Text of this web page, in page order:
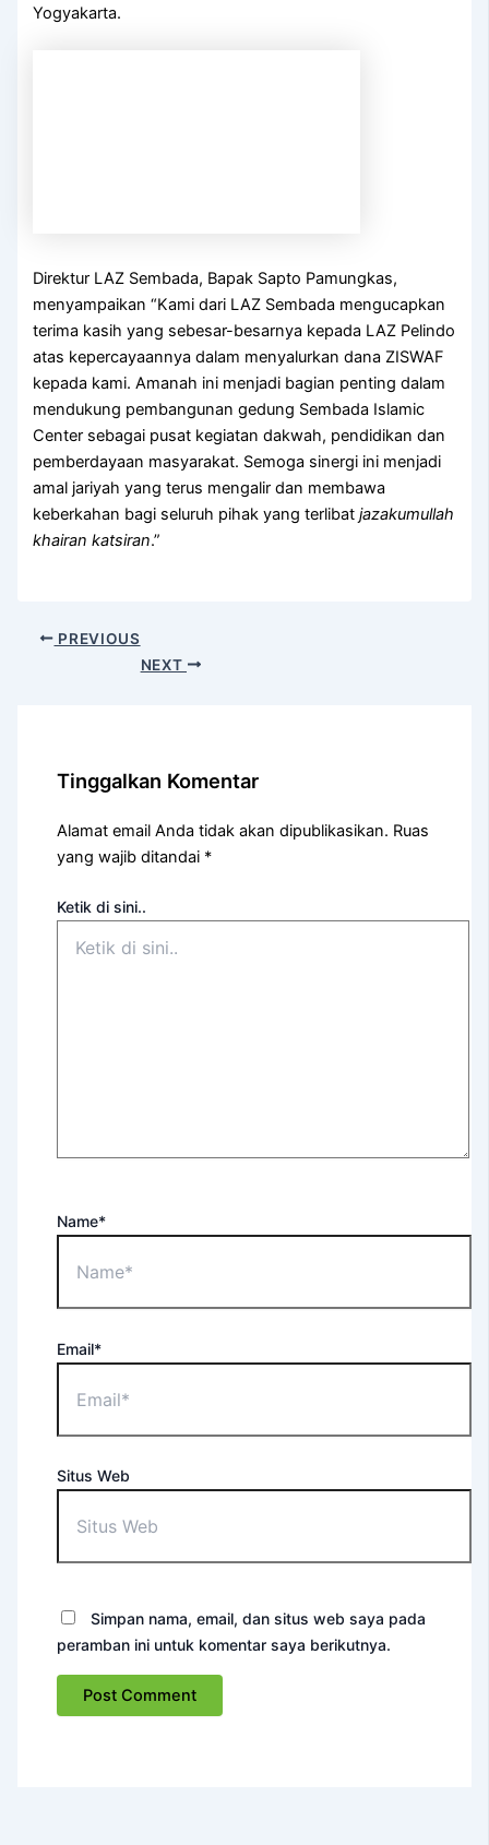
Yogyakarta.
Direktur LAZ Sembada, Bapak Sapto Pamungkas,
menyampaikan “Kami dari LAZ Sembada mengucapkan
terima kasih yang sebesar-besarnya kepada LAZ Pelindo
atas kepercayaannya dalam menyalurkan dana ZISWAF
kepada kami. Amanah ini menjadi bagian penting dalam
mendukung pembangunan gedung Sembada Islamic
Center sebagai pusat kegiatan dakwah, pendidikan dan
pemberdayaan masyarakat. Semoga sinergi ini menjadi
amal jariyah yang terus mengalir dan membawa
keberkahan bagi seluruh pihak yang terlibatjazakumullah
khairankatsiran.”
PREVIOUS
NEXT
Tinggalkan Komentar
Alamat email Anda tidak akan dipublikasikan. Ruas
yang wajib ditandai *
Ketik di sini..
Name*
Email*
Situs Web
Simpan nama, email, dan situs web saya pada
peramban ini untuk komentar saya berikutnya.